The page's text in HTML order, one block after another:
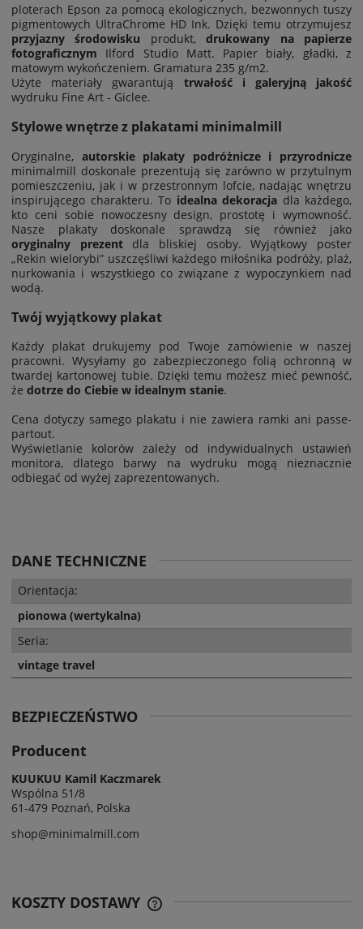
ploterach Epson za pomocą ekologicznych, bezwonnych tuszy
pigmentowych UltraChrome HD Ink. Dzięki temu otrzymujesz
przyjazny środowisku produkt,drukowany na papierze
fotograficznym Ilford Studio Matt. Papier biały, gładki, z
matowym wykończeniem. Gramatura 235 g/m2.
Użyte materiały gwarantują trwałość i galeryjną jakość
wydruku Fine Art - Giclee.
Stylowe wnętrze z plakatami minimalmill
Oryginalne, autorskie plakaty podróżnicze i przyrodnicze
minimalmill doskonale prezentują się zarówno w przytulnym
pomieszczeniu, jak i w przestronnym lofcie, nadając wnętrzu
inspirującego charakteru. To idealna dekoracja dla każdego,
kto ceni sobie nowoczesny design, prostotę i wymowność.
Nasze plakaty doskonale sprawdzą się również jako
oryginalny prezent dla bliskiej osoby. Wyjątkowy poster
„Rekin wielorybi” uszczęśliwi każdego miłośnika podróży, plaż,
nurkowania i wszystkiego co związane z wypoczynkiem nad
wodą.
Twój wyjątkowy plakat
Każdy plakat drukujemy pod Twoje zamówienie w naszej
pracowni. Wysyłamy go zabezpieczonego folią ochronną w
twardej kartonowej tubie. Dzięki temu możesz mieć pewność,
że dotrze do Ciebie w idealnym stanie.
Cena dotyczy samego plakatu i nie zawiera ramki ani passe-
partout.
Wyświetlanie kolorów zależy od indywidualnych ustawień
monitora, dlatego barwy na wydruku mogą nieznacznie
odbiegać od wyżej zaprezentowanych.
DANE TECHNICZNE
Orientacja:
pionowa (wertykalna)
Seria:
vintage travel
BEZPIECZEŃSTWO
Producent
KUUKUU Kamil Kaczmarek
Wspólna 51/8
61-479 Poznań, Polska
shop@minimalmill.com
KOSZTY DOSTAWY